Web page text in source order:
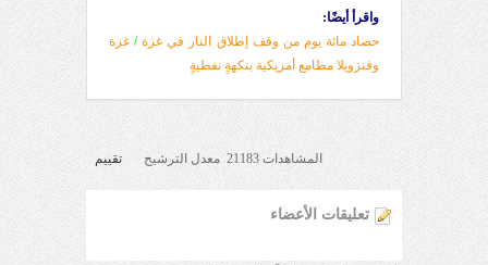
واقرأ أيضًا:
حصاد مائة يوم من وقف إطلاق النار في غزة / غزة
وفنزويلا مطامع أمريكية بنكهةٍ نفطيةٍ
المشاهدات 21183 معدل الترشيح تقييم
تعليقات الأعضاء